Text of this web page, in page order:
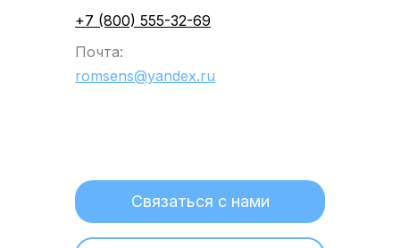
+7 (800) 555-32-69
Почта:
romsens@yandex.ru
Связаться с нами